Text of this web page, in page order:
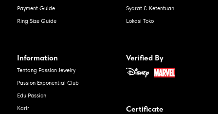
Payment Guide
Ring Size Guide
Syarat & Ketentuan
Lokasi Toko
Information
Tentang Passion Jewelry
Passion Exponential Club
Edu Passion
Karir
Verified By
Certificate